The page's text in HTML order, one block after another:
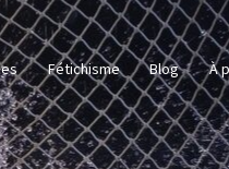
Fétichisme Blog À